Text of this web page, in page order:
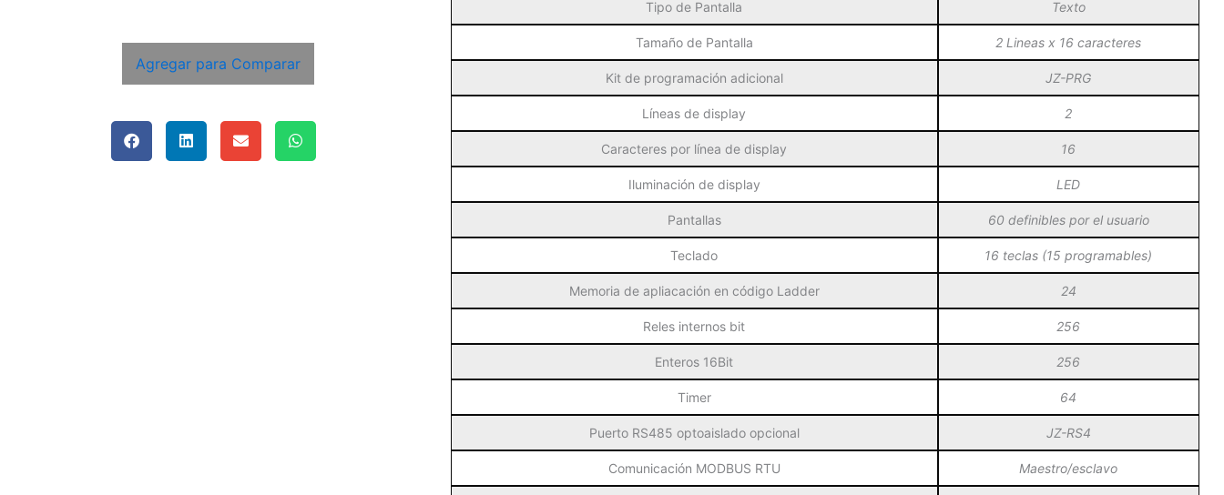
Agregar para Comparar
Tipo de Pantalla Texto
Tamaño de Pantalla 2 Lineas x 16 caracteres
Kit de programación adicional JZ-PRG
Líneas de display 2
Caracteres por línea de display 16
Iluminación de display LED
Pantallas 60 definibles por el usuario
Teclado 16 teclas (15 programables)
Memoria de apliacación en código Ladder 24
Reles internos bit 256
Enteros 16Bit 256
Timer 64
Puerto RS485 optoaislado opcional JZ-RS4
Comunicación MODBUS RTU Maestro/esclavo